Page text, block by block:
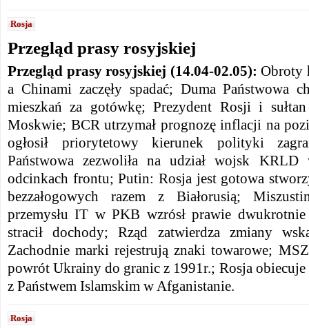
Rosja
Przegląd prasy rosyjskiej
Przegląd prasy rosyjskiej (14.04-02.05):Obroty
a Chinami zaczęły spadać; Duma Państwowa
mieszkań za gotówkę; Prezydent Rosji i
Moskwie; BCR utrzymał prognozę inflacji na
ogłosił priorytetowy kierunek polityki
Państwowa zezwoliła na udział wojsk
odcinkach frontu; Putin: Rosja jest gotowa
bezzałogowych razem z Białorusią;
przemysłu IT w PKB wzrósł prawie
stracił dochody; Rząd zatwierdza zmiany
Zachodnie marki rejestrują znaki towarowe;
powrót Ukrainy do granic z 1991r.; Rosja
z Państwem Islamskim w Afganistanie.
Rosja